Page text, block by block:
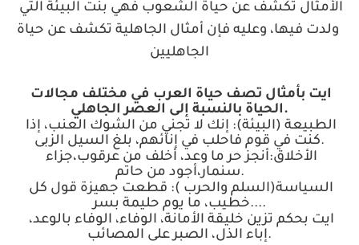
الأمثال تكشف عن حياة الشعوب فهي بنت البيئة التي
الجاهليين
ايت بأمثال تصف حياة العرب في مختلف مجالات
الحياة بالنسبة إلى العصر الجاهلي.
الطبيعة (البيئة): إنك لا تجني من الشوك العنب، إذا
كنت في قوم فاحلب في إنائهم، بلغ السيل الزبى.
الأخلاق:أنجز حر ما وعد، أخلف من عرقوب،جزاء
سنمار،أجود من حاتم.
السياسة(السلم والحرب ): قطعت جهيزة قول كل
خطيب، ما يوم حليمة بسر....
ايت بحكم تزين خليقة الأمانة، الوفاء، الوفاء بالوعد،
إباء الذل، الصبر على المصائب.